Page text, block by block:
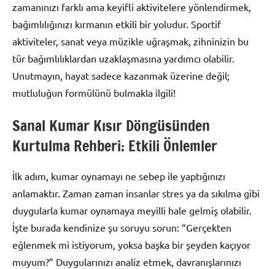
zamanınızı farklı ama keyifli aktivitelere yönlendirmek,
bağımlılığınızı kırmanın etkili bir yoludur. Sportif
aktiviteler, sanat veya müzikle uğraşmak, zihninizin bu
tür bağımlılıklardan uzaklaşmasına yardımcı olabilir.
Unutmayın, hayat sadece kazanmak üzerine değil;
mutluluğun formülünü bulmakla ilgili!
Sanal Kumar Kısır Döngüsünden
Kurtulma Rehberi: Etkili Önlemler
İlk adım, kumar oynamayı ne sebep ile yaptığınızı
anlamaktır. Zaman zaman insanlar stres ya da sıkılma gibi
duygularla kumar oynamaya meyilli hale gelmiş olabilir.
İşte burada kendinize şu soruyu sorun: “Gerçekten
eğlenmek mi istiyorum, yoksa başka bir şeyden kaçıyor
muyum?” Duygularınızı analiz etmek, davranışlarınızı